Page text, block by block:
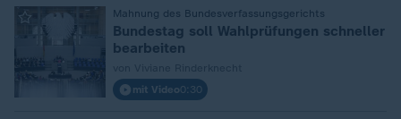
Mahnung des Bundesverfassungsgerichts
Bundestag soll Wahlprüfungen schneller
bearbeiten
mit Video0:30